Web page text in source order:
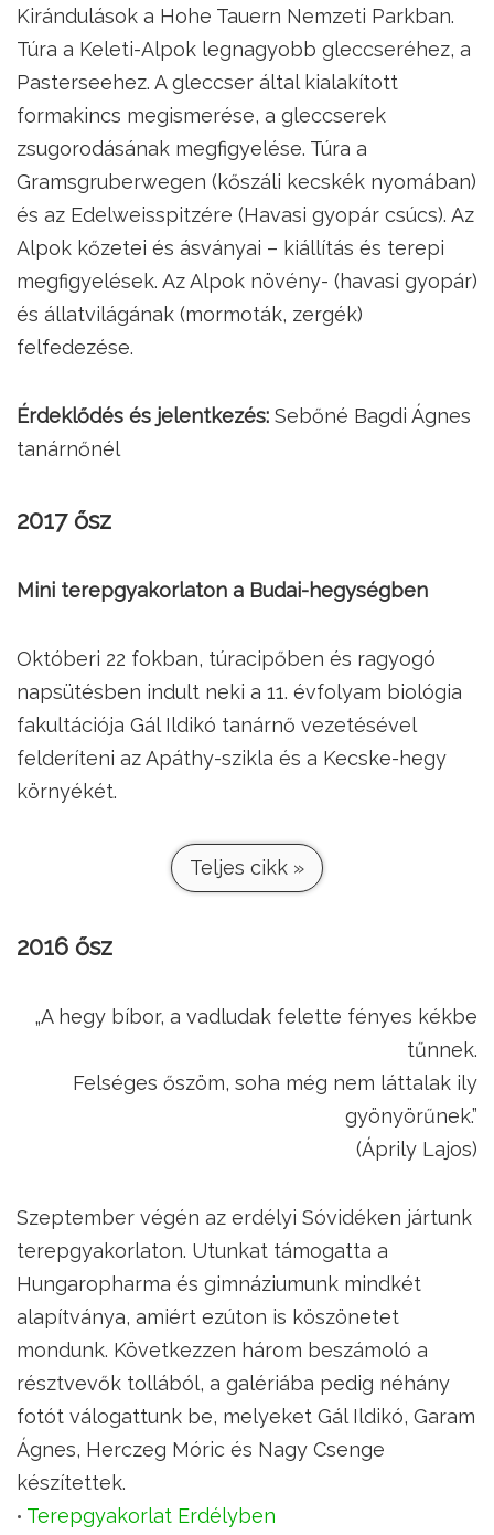
Kirándulások a Hohe Tauern Nemzeti Parkban.
Túra a Keleti-Alpok legnagyobb gleccseréhez, a
Pasterseehez. A gleccser által kialakított
formakincs megismerése, a gleccserek
zsugorodásának megfigyelése. Túra a
Gramsgruberwegen (kőszáli kecskék nyomában)
és az Edelweisspitzére (Havasi gyopár csúcs). Az
Alpok kőzetei és ásványai – kiállítás és terepi
megfigyelések. Az Alpok növény- (havasi gyopár)
és állatvilágának (mormoták, zergék)
felfedezése.
Érdeklődés és jelentkezés: Sebőné Bagdi Ágnes
tanárnőnél
2017 ősz
Mini terepgyakorlaton a Budai-hegységben
Októberi 22 fokban, túracipőben és ragyogó
napsütésben indult neki a 11. évfolyam biológia
fakultációja Gál Ildikó tanárnő vezetésével
felderíteni az Apáthy-szikla és a Kecske-hegy
környékét.
Teljes cikk »
2016 ősz
„A hegy bíbor, a vadludak felette fényes kékbe
tűnnek.
Felséges őszöm, soha még nem láttalak ily
gyönyörűnek.”
(Áprily Lajos)
Szeptember végén az erdélyi Sóvidéken jártunk
terepgyakorlaton. Utunkat támogatta a
Hungaropharma és gimnáziumunk mindkét
alapítványa, amiért ezúton is köszönetet
mondunk. Következzen három beszámoló a
résztvevők tollából, a galériába pedig néhány
fotót válogattunk be, melyeket Gál Ildikó, Garam
Ágnes, Herczeg Móric és Nagy Csenge
készítettek.
Terepgyakorlat Erdélyben